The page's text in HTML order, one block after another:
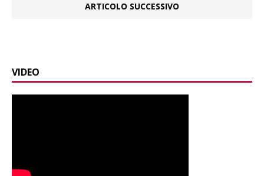
ARTICOLO SUCCESSIVO
VIDEO